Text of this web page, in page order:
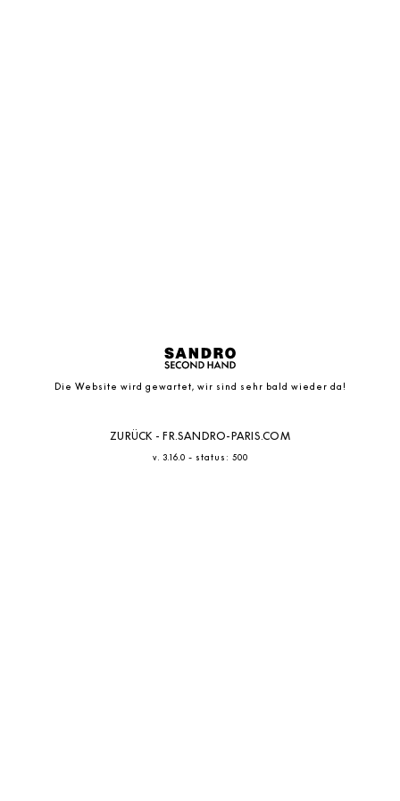
Die Website wird gewartet, wir sind sehr bald wieder da!
ZURÜCK - FR.SANDRO-PARIS.COM
v. 3.16.0 - status: 500